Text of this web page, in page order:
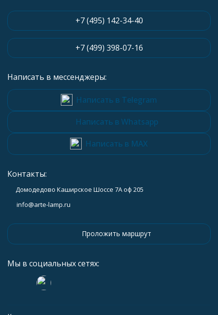
+7 (495) 142-34-40
+7 (499) 398-07-16
Написать в мессенджеры:
Написать в Telegram
Написать в Whatsapp
Написать в MAX
Контакты:
Домодедово Каширское Шоссе 7А оф 205
info@arte-lamp.ru
Проложить маршрут
Мы в социальных сетях: